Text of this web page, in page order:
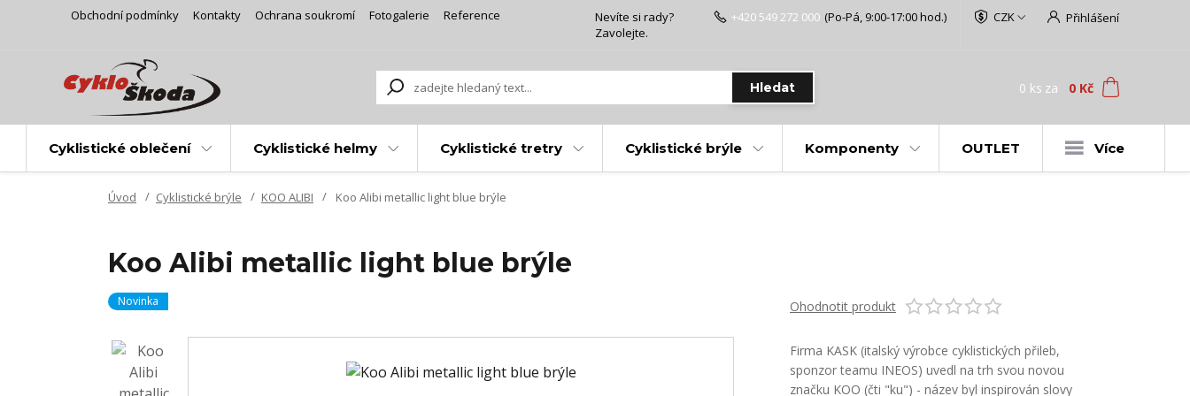
Obchodní podmínky Kontakty Ochrana soukromí Fotogalerie Reference CZK Přihlášení
Hledat
Nevíte si rady?
Zavolejte.
+420 549 272 000 (Po-Pá, 9:00-17:00 hod.)
0 ks za 0 Kč
Cyklistické oblečení Cyklistické helmy Cyklistické tretry Cyklistické brýle Komponenty OUTLET Více
Úvod Cyklistické brýle KOO ALIBI Koo Alibi metallic light blue brýle
Koo Alibi metallic light blue brýle
Novinka Ohodnotit produkt
Firma KASK (italský výrobce cyklistických přileb,
sponzor teamu INEOS) uvedl na trh svou novou
značku KOO (čti "ku") - název byl inspirován slovy